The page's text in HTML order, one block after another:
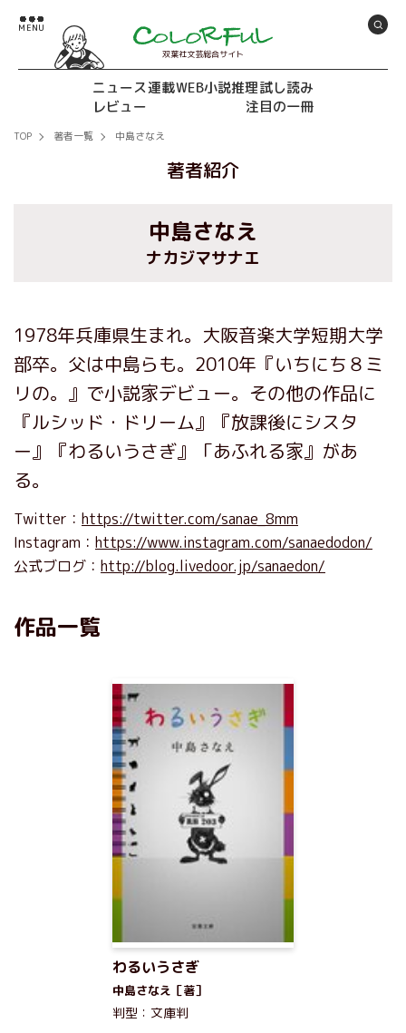
双葉社文芸総合サイト
ニュース連載WEB小説推理試し読み
レビュー
注目の一冊
TOP 著者一覧 中島さなえ
著者紹介
中島さなえ
ナカジマサナエ
1978年兵庫県生まれ。大阪音楽大学短期大学
部卒。父は中島らも。2010年『いちにち８ミ
リの。』で小説家デビュー。その他の作品に
『ルシッド・ドリーム』『放課後にシスタ
ー』『わるいうさぎ』「あふれる家』があ
る。
Twitter： https://twitter.com/sanae_8mm
Instagram： https://www.instagram.com/sanaedodon/
公式ブログ： http://blog.livedoor.jp/sanaedon/
作品一覧
わるいうさぎ
中島さなえ［著］
判型：文庫判